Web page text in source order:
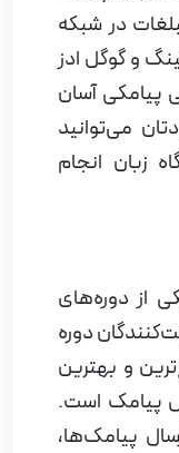
در شبکه
و گوگل ادز
پیامکی آسان
می‌توانید
زبان انجام
از دوره‌های
دوره
و بهترین
پیامک است.
پیامک‌ها،